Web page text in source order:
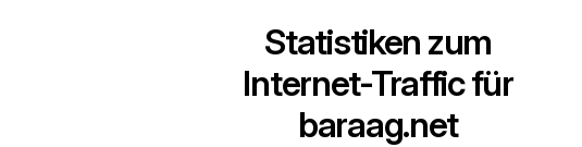
Statistiken zum
Internet-Traffic für
baraag.net